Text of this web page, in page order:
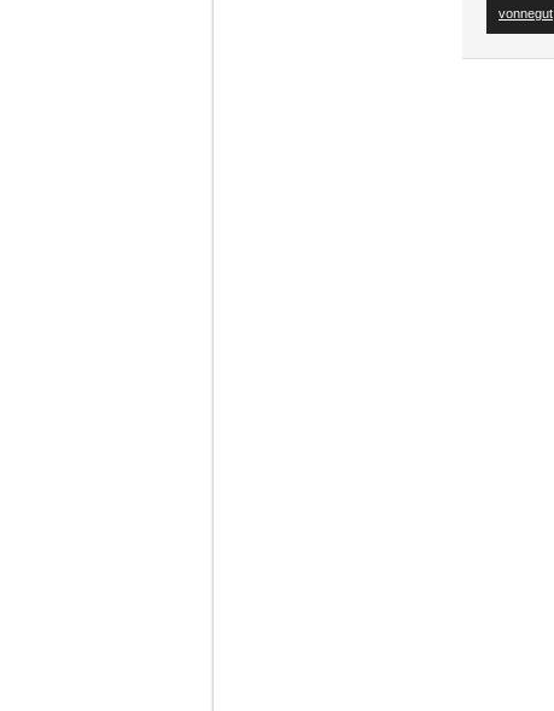
vonnegut